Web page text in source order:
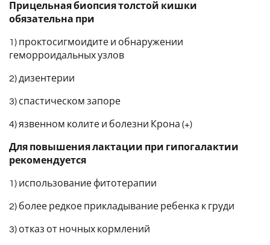
Прицельная биопсия толстой кишки
обязательна при
1) проктосигмоидите и обнаружении
геморроидальных узлов
2) дизентерии
3) спастическом запоре
4) язвенном колите и болезни Крона (+)
Для повышения лактации при гипогалактии
рекомендуется
1) использование фитотерапии
2) более редкое прикладывание ребенка к груди
3) отказ от ночных кормлений